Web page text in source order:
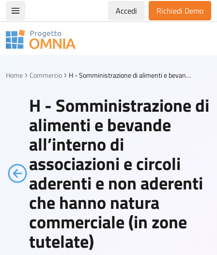
Apri/chiudi menù di navigazioneAccedi Richiedi Demo
Progetto Omnia
Home Commercio H - Somministrazione di alimenti e bevande all’interno di associazioni e circoli aderenti e non aderenti che hanno natura commerciale (in zone tutelate)
H - Somministrazione di
alimenti e bevande
all’interno di
associazioni e circoli
aderenti e non aderenti
che hanno natura
commerciale (in zone
tutelate)